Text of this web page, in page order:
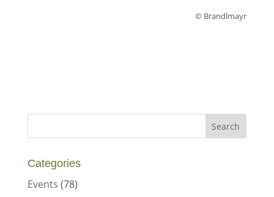
© Brandlmayr
Categories
Events (78)